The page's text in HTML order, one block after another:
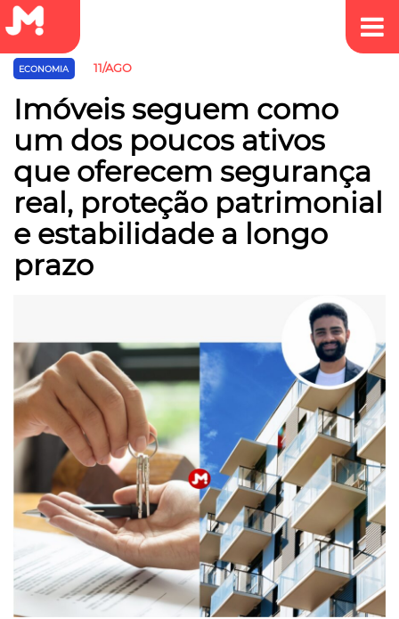
ECONOMIA 11/AGO
Imóveis seguem como
um dos poucos ativos
que oferecem segurança
real, proteção patrimonial
e estabilidade a longo
prazo